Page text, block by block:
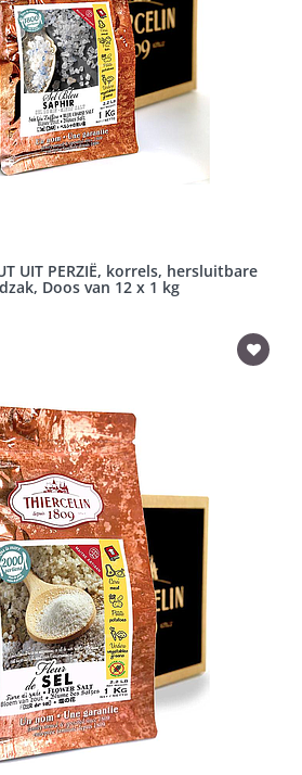
UIT PERZIË, korrels, hersluitbare
Doos van 12 x 1 kg